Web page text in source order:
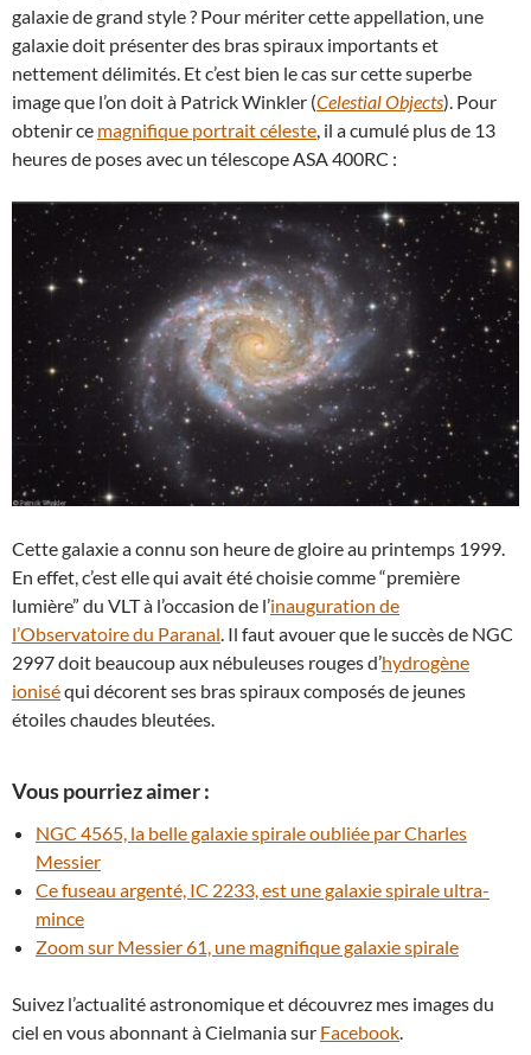
galaxie de grand style ? Pour mériter cette appellation, une
galaxie doit présenter des bras spiraux importants et
nettement délimités. Et c’est bien le cas sur cette superbe
image que l’on doit à Patrick Winkler (Celestial Objects). Pour
obtenir ce magnifique portrait céleste, il a cumulé plus de 13
heures de poses avec un télescope ASA 400RC :
Cette galaxie a connu son heure de gloire au printemps 1999.
En effet, c’est elle qui avait été choisie comme “première
lumière” du VLT à l’occasion de l’inauguration de
l’Observatoire du Paranal . Il faut avouer que le succès de NGC
2997 doit beaucoup aux nébuleuses rouges d’hydrogène
ioniséqui décorent ses bras spiraux composés de jeunes
étoiles chaudes bleutées.
Vous pourriez aimer :
NGC 4565, la belle galaxie spirale oubliée par Charles
Messier
Ce fuseau argenté, IC 2233, est une galaxie spirale ultra-
mince
Zoom sur Messier 61, une magnifique galaxie spirale
Suivez l’actualité astronomique et découvrez mes images du
ciel en vous abonnant à Cielmania sur Facebook